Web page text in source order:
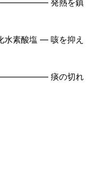
―――――― 発熱を鎮
水素酸塩 ― 咳を抑え
痰の切れ